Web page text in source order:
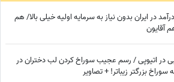
در ایران بدون نیاز به سرمایه اولیه خیلی بالا/ هم
آقایون
در اتیوپی / رسم عجیب سوراخ کردن لب دختران در
سوراخ بزرگتر زیباتر! + تصاویر